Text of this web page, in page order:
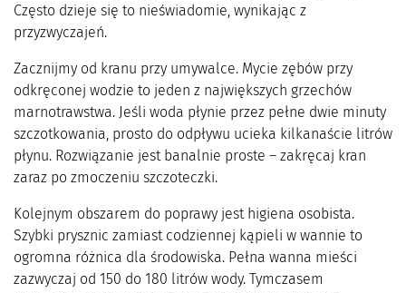
Często dzieje się to nieświadomie, wynikając z
przyzwyczajeń.
Zacznijmy od kranu przy umywalce. Mycie zębów przy
odkręconej wodzie to jeden z największych grzechów
marnotrawstwa. Jeśli woda płynie przez pełne dwie minuty
szczotkowania, prosto do odpływu ucieka kilkanaście litrów
płynu. Rozwiązanie jest banalnie proste – zakręcaj kran
zaraz po zmoczeniu szczoteczki.
Kolejnym obszarem do poprawy jest higiena osobista.
Szybki prysznic zamiast codziennej kąpieli w wannie to
ogromna różnica dla środowiska. Pełna wanna mieści
zazwyczaj od 150 do 180 litrów wody. Tymczasem